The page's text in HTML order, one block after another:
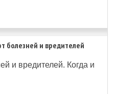
болезней и вредителей
и вредителей. Когда и